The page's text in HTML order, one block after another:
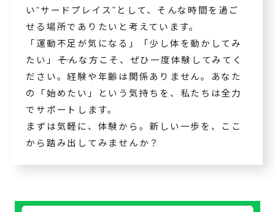
い“サードプレイス”として、そんな時間を過ご
せる場所でありたいと考えています。
「運動不足が気になる」「少し体を動かしてみ
たい」――そんな方こそ、ぜひ一度体験してみてく
ださい。経験や年齢は関係ありません。あなた
の「始めたい」という気持ちを、私たちは全力
でサポートします。
まずは気軽に、体験から。新しい一歩を、ここ
から踏み出してみませんか？